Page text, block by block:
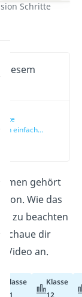
Schritte
einfach
gehört
Wie das
zu beachten
Schaue dir
Video an.
Klasse
Klasse